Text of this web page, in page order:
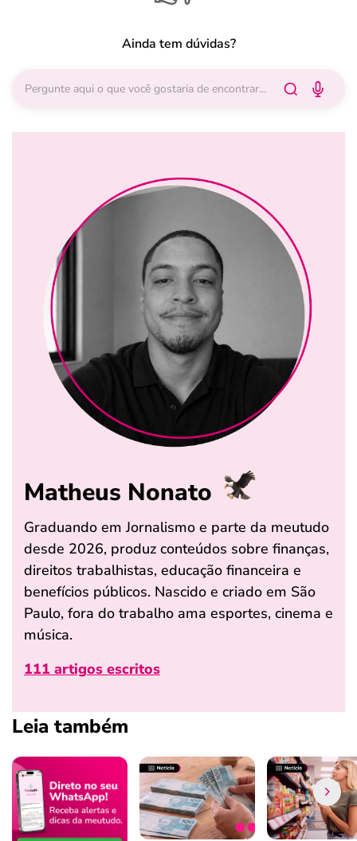
Ainda tem dúvidas?
Matheus Nonato
Graduando em Jornalismo e parte da meutudo
desde 2026, produz conteúdos sobre finanças,
direitos trabalhistas, educação financeira e
benefícios públicos. Nascido e criado em São
Paulo, fora do trabalho ama esportes, cinema e
música.
111 artigos escritos
Leia também